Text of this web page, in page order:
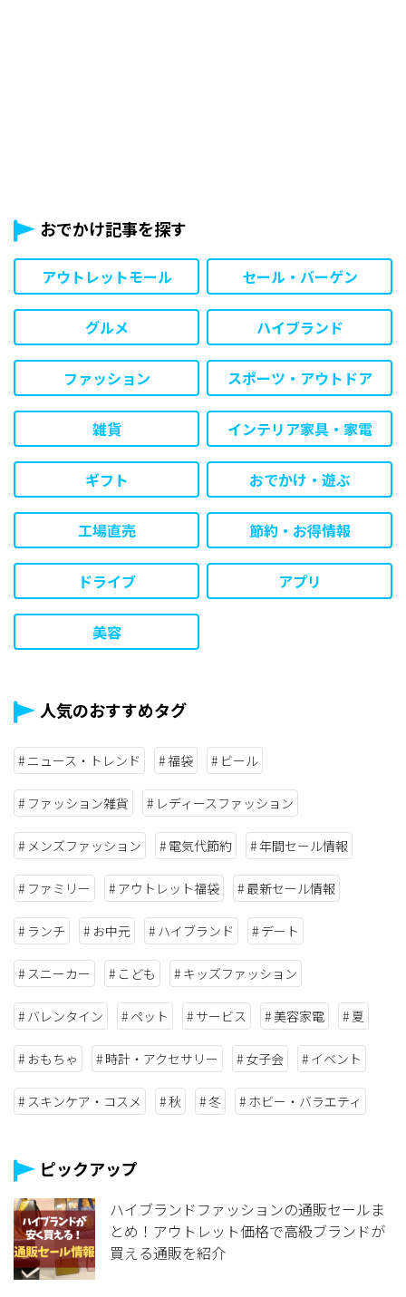
おでかけ記事を探す
アウトレットモール セール・バーゲン
グルメ ハイブランド
ファッション スポーツ・アウトドア
雑貨 インテリア家具・家電
ギフト おでかけ・遊ぶ
工場直売 節約・お得情報
ドライブ アプリ
美容
ピックアップ
ハイブランドファッションの通販セールま
とめ！アウトレット価格で高級ブランドが
買える通販を紹介
人気のおすすめタグ
ニュース・トレンド 福袋 ビール
ファッション雑貨 レディースファッション
メンズファッション 電気代節約 年間セール情報
ファミリー アウトレット福袋 最新セール情報
ランチ お中元 ハイブランド デート
スニーカー こども キッズファッション
バレンタイン ペット サービス 美容家電 夏
おもちゃ 時計・アクセサリー 女子会 イベント
スキンケア・コスメ 秋 冬 ホビー・バラエティ